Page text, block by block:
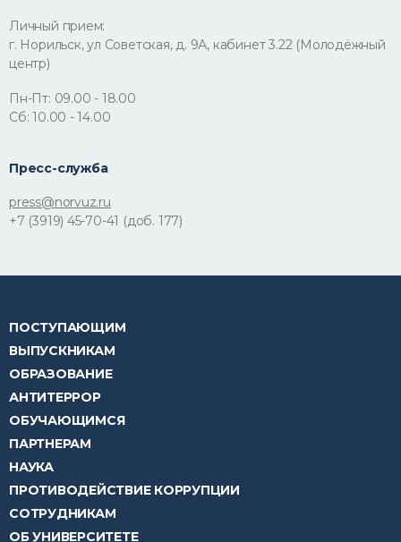
Личный прием:
г. Норильск, ул Советская, д. 9А, кабинет 3.22 (Молодёжный
центр)
Пн-Пт: 09.00 - 18.00
Сб: 10.00 - 14.00
Пресс-служба
press@norvuz.ru
+7 (3919) 45-70-41 (доб. 177)
ПОСТУПАЮЩИМ
ВЫПУСКНИКАМ
ОБРАЗОВАНИЕ
АНТИТЕРРОР
ОБУЧАЮЩИМСЯ
ПАРТНЕРАМ
НАУКА
ПРОТИВОДЕЙСТВИЕ КОРРУПЦИИ
СОТРУДНИКАМ
ОБ УНИВЕРСИТЕТЕ